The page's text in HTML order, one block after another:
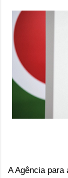
A Agência para